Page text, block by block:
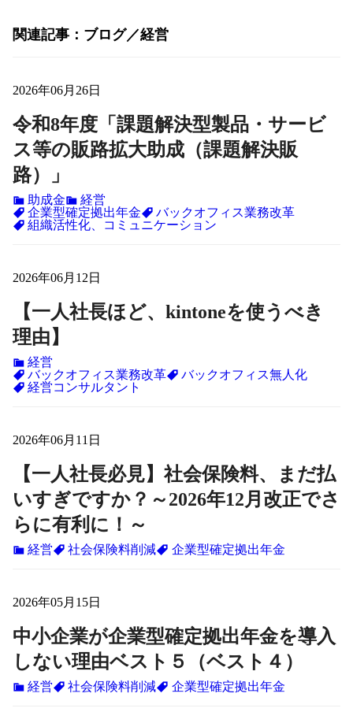
関連記事 ブログ 経営
2026年06月26日
令和8年度「課題解決型製品・サービ
ス等の販路拡大助成（課題解決販
路）」
助成金
経営
企業型確定拠出年金
バックオフィス業務改革
組織活性化、コミュニケーション
2026年06月12日
【一人社長ほど、kintoneを使うべき
理由】
経営
バックオフィス業務改革
バックオフィス無人化
経営コンサルタント
2026年06月11日
【一人社長必見】社会保険料、まだ払
いすぎですか？～2026年12月改正でさ
らに有利に！～
経営 社会保険料削減 企業型確定拠出年金
2026年05月15日
中小企業が企業型確定拠出年金を導入
しない理由ベスト５（ベスト４）
経営 社会保険料削減 企業型確定拠出年金